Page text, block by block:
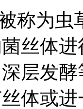
为虫
丝体
层发
体或